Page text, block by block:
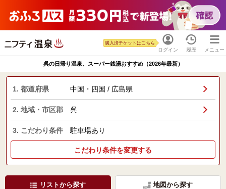
ログイン
購入済チケットはこちら
履歴 メニュー
呉の日帰り温泉、スーパー銭湯おすすめ（2026年最新）
1. 都道府県 中国・四国 / 広島県
2. 地域・市区郡 呉
3. こだわり条件 駐車場あり
こだわり条件を変更する
リストから探す 地図から探す